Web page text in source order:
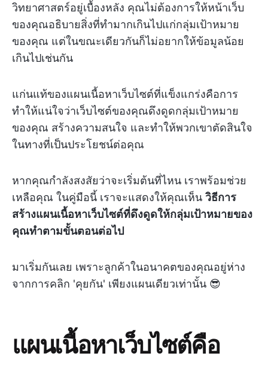
วิทยาศาสตร์อยู่เบื้องหลัง คุณไม่ต้องการให้หน้าเว็บ
ของคุณอธิบายสิ่งที่ทำมากเกินไปแก่กลุ่มเป้าหมาย
ของคุณ แต่ในขณะเดียวกันก็ไม่อยากให้ข้อมูลน้อย
เกินไปเช่นกัน
แก่นแท้ของแผนเนื้อหาเว็บไซต์ที่แข็งแกร่งคือการ
ทำให้แน่ใจว่าเว็บไซต์ของคุณดึงดูดกลุ่มเป้าหมาย
ของคุณ สร้างความสนใจ และทำให้พวกเขาตัดสินใจ
ในทางที่เป็นประโยชน์ต่อคุณ
หากคุณกำลังสงสัยว่าจะเริ่มต้นที่ไหน เราพร้อมช่วย
เหลือคุณ ในคู่มือนี้ เราจะแสดงให้คุณเห็น วิธีการ
สร้างแผนเนื้อหาเว็บไซต์ที่ดึงดูดให้กลุ่มเป้าหมายของ
คุณทำตามขั้นตอนต่อไป
มาเริ่มกันเลย เพราะลูกค้าในอนาคตของคุณอยู่ห่าง
จากการคลิก 'คุยกัน' เพียงแผนเดียวเท่านั้น 😎
แผนเนื้อหาเว็บไซต์คือ